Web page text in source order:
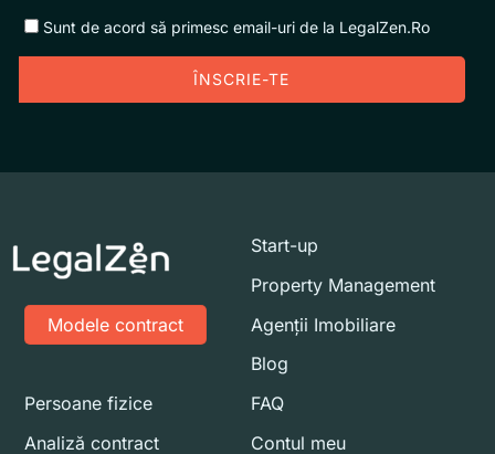
Sunt de acord să primesc email-uri de la LegalZen.Ro
ÎNSCRIE-TE
Modele contract
Start-up
Property Management
Agenții Imobiliare
Persoane fizice
Analiză contract
Blog
FAQ
Contul meu